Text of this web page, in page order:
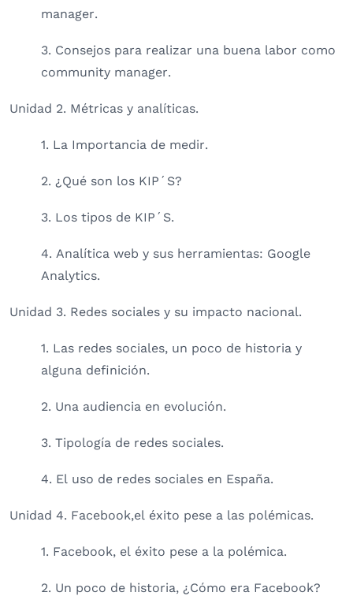
manager.
3. Consejos para realizar una buena labor como
community manager.
Unidad 2. Métricas y analíticas.
1. La Importancia de medir.
2. ¿Qué son los KIP´S?
3. Los tipos de KIP´S.
4. Analítica web y sus herramientas: Google
Analytics.
Unidad 3. Redes sociales y su impacto nacional.
1. Las redes sociales, un poco de historia y
alguna definición.
2. Una audiencia en evolución.
3. Tipología de redes sociales.
4. El uso de redes sociales en España.
Unidad 4. Facebook,el éxito pese a las polémicas.
1. Facebook, el éxito pese a la polémica.
2. Un poco de historia, ¿Cómo era Facebook?